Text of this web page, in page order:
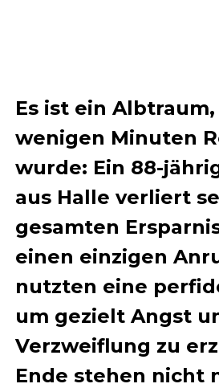
Es ist ein
wenigen Minuten
wurde: Ein 88-
aus Halle verliert
gesamten
einen einzigen
nutzten eine
um gezielt Angst
Verzweiflung zu
Ende stehen nicht